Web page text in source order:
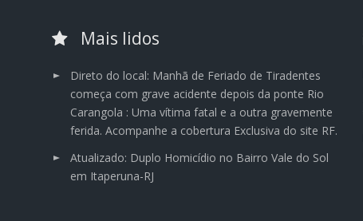
Mais lidos
Direto do local: Manhã de Feriado de Tiradentes
começa com grave acidente depois da ponte Rio
Carangola : Uma vítima fatal e a outra gravemente
ferida. Acompanhe a cobertura Exclusiva do site RF.
Atualizado: Duplo Homicídio no Bairro Vale do Sol
em Itaperuna-RJ